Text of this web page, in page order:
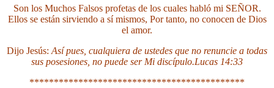
Son los Muchos Falsos profetas de los cuales habló mi SEÑOR.
Ellos se están sirviendo a sí mismos, Por tanto, no conocen de Dios
el amor.
Dijo Jesús: Así pues, cualquiera de ustedes que no renuncie a todas
sus posesiones, no puede ser Mi discípulo.Lucas 14:33
********************************************